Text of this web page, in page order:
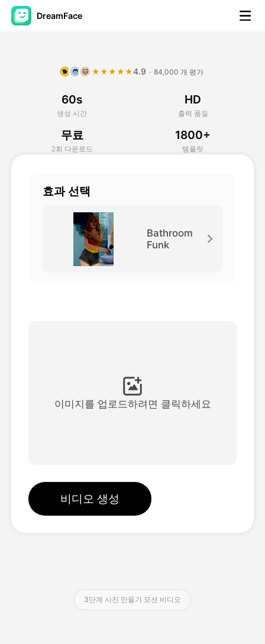
DreamFace
아바타 영상
AI 영상
AI 사진
See All Templates
블로그
🐕 🧑 🐱 ★★★★★4.9 · 84,000 개 평가
60s
생성 시간
HD
출력 품질
무료
2회 다운로드
1800+
템플릿
효과 선택
Bathroom
Funk
이미지를 업로드하려면 클릭하세요
비디오 생성
3단계 사진 만들기 모션 비디오